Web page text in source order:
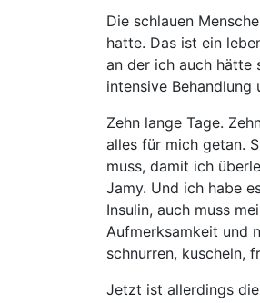
Die schlauen
hatte. Das ist ein
an der ich auch hätte
intensive
Zehn lange Tage.
alles für mich getan.
muss, damit ich
Jamy. Und ich habe
Insulin, auch muss
Aufmerksamkeit und
schnurren, kuscheln,
Jetzt ist allerdings